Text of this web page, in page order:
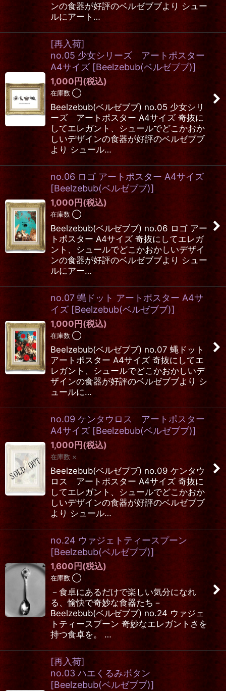
ンの食器が好評のベルゼブブより シュー
ルにアート…
[再入荷]
no.05 少女シリーズ アートポスター
A4サイズ [Beelzebub(ベルゼブブ)]
1,000 円 (税込)
在庫数 ◯
Beelzebub(ベルゼブブ) no.05 少女シリ
ーズ アートポスター A4サイズ 奇抜に
してエレガント、シュールでどこかおか
しいデザインの食器が好評のベルゼブブ
より シュール…
no.06 ロゴ アートポスター A4サイズ
[Beelzebub(ベルゼブブ)]
1,000 円 (税込)
在庫数 ◯
Beelzebub(ベルゼブブ) no.06 ロゴ アー
トポスター A4サイズ 奇抜にしてエレガ
ント、シュールでどこかおかしいデザイ
ンの食器が好評のベルゼブブより シュー
ルにアー…
no.07 蝿ドット アートポスター A4サ
イズ [Beelzebub(ベルゼブブ)]
1,000 円 (税込)
在庫数 ◯
Beelzebub(ベルゼブブ) no.07 蝿ドット
アートポスター A4サイズ 奇抜にしてエ
レガント、シュールでどこかおかしいデ
ザインの食器が好評のベルゼブブより シ
ュールに…
no.09 ケンタウロス アートポスター
A4サイズ [Beelzebub(ベルゼブブ)]
1,000 円 (税込)
在庫数 ×
Beelzebub(ベルゼブブ) no.09 ケンタウ
ロス アートポスター A4サイズ 奇抜に
してエレガント、シュールでどこかおか
しいデザインの食器が好評のベルゼブブ
より シュール…
no.24 ウァジェトティースプーン
[Beelzebub(ベルゼブブ)]
1,600 円 (税込)
在庫数 ◯
－食卓にあるだけで楽しい気分になれ
る、愉快で奇妙な食器たち－
Beelzebub(ベルゼブブ) no.24 ウァジェ
トティースプーン 奇妙なエレガントさを
持つ食卓を。 …
[再入荷]
no.03 ハエくるみボタン
[Beelzebub(ベルゼブブ)]